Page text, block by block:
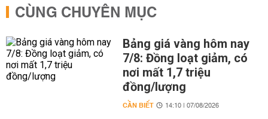
CÙNG CHUYÊN MỤC
Bảng giá vàng hôm nay
7/8: Đồng loạt giảm, có
nơi mất 1,7 triệu
đồng/lượng
CẦN BIẾT 14:10 | 07/08/2026